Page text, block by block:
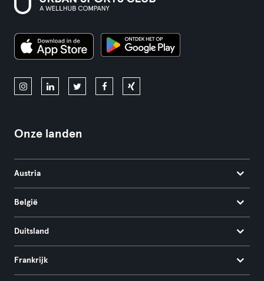
Onze landen
Austria
België
Duitsland
Frankrijk